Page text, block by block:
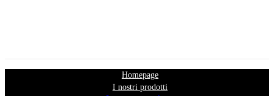
Homepage
I nostri prodotti